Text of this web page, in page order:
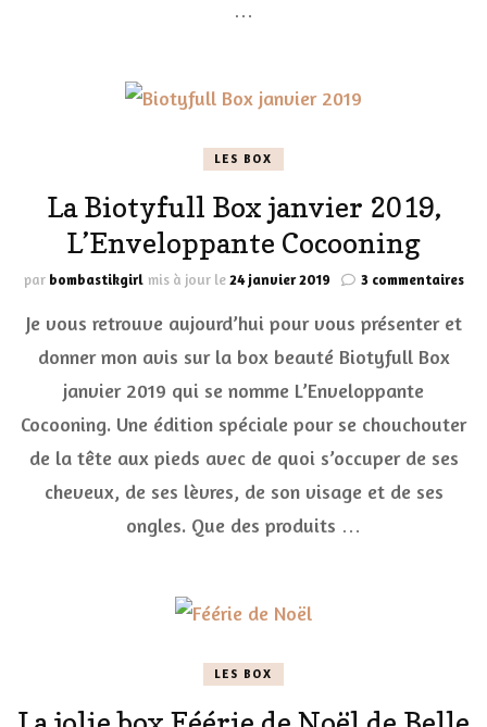
…
LES BOX
La Biotyfull Box janvier 2019,
L’Enveloppante Cocooning
par bombastikgirl mis à jour le24 janvier 2019 3 commentairessur
Je vous retrouve aujourd’hui pour vous présenter et
donner mon avis sur la box beauté Biotyfull Box
janvier 2019 qui se nomme L’Enveloppante
Cocooning. Une édition spéciale pour se chouchouter
de la tête aux pieds avec de quoi s’occuper de ses
cheveux, de ses lèvres, de son visage et de ses
ongles. Que des produits …
LES BOX